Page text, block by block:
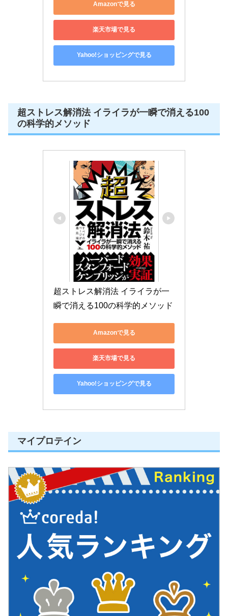
Amazonで見る
楽天市場で見る
Yahoo!ショッピングで見る
超ストレス解消法 イライラが一瞬で消える100
の科学的メソッド
超ストレス解消法 イライラが一
瞬で消える100の科学的メソッド
Amazonで見る
楽天市場で見る
Yahoo!ショッピングで見る
マイプロテイン